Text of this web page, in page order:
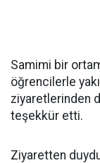
Samimi bir
öğrencilerle
ziyaretlerinden
teşekkür etti.
Ziyaretten